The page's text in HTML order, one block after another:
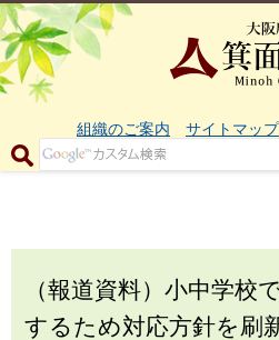
組織のご案内 サイトマップ
（報道資料）小中学校
するため対応方針を刷